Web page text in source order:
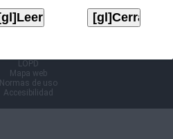
LOPD
Mapa web
Normas de uso
Accesibilidad